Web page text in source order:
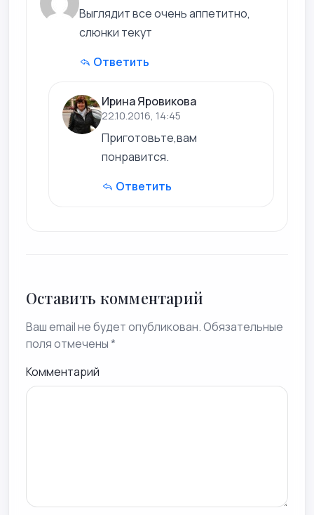
Выглядит все очень аппетитно,
слюнки текут
Ответить
Ирина Яровикова
22.10.2016, 14:45
Приготовьте,вам
понравится.
Ответить
Оставить комментарий
Ваш email не будет опубликован. Обязательные
поля отмечены *
Комментарий